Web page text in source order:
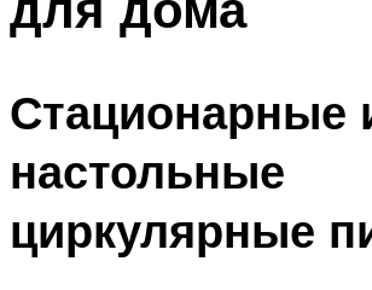
Стационарные
настольные
циркулярные